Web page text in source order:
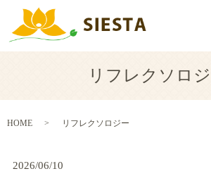
リフレクソロ
HOME リフレクソロジー
2026/06/10